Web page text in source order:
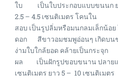
ใบ เป็นใบประกอบแบบขนนก ยา
2.5 – 4.5 เซนติเมตร โคนใน
สอบ เป็นรูปลิ่มหรือมนกลมเล็กน้อย
ดอก สีขาวอมชมพูอ่อนๆ เกิดบน
ง่ามใบใกล้ยอด คล้ายเป็นกระจุก
ผล เป็นฝักรูปขอบขนาน ปลายแ
เซนติเมตร ยาว 5 – 10 เซนติเมตร